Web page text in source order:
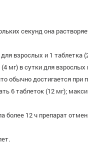
секунд она
взрослых и 1 таблетка
мг) в сутки для
обычно достигается
6 таблеток (12 мг);
более 12 ч препарат